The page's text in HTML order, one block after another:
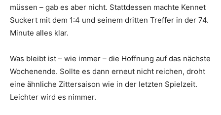
müssen – gab es aber nicht. Stattdessen machte Kennet
Suckert mit dem 1:4 und seinem dritten Treffer in der 74.
Minute alles klar.
Was bleibt ist – wie immer – die Hoffnung auf das nächste
Wochenende. Sollte es dann erneut nicht reichen, droht
eine ähnliche Zittersaison wie in der letzten Spielzeit.
Leichter wird es nimmer.